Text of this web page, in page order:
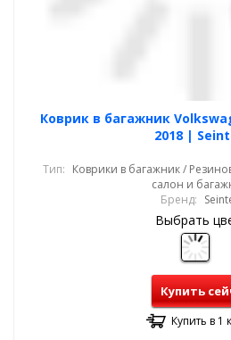
Коврик в багажник
2018 |
Тип: Коврики в багажник /
салон и
Бренд:
Выбрать
Купить
Купить в 1